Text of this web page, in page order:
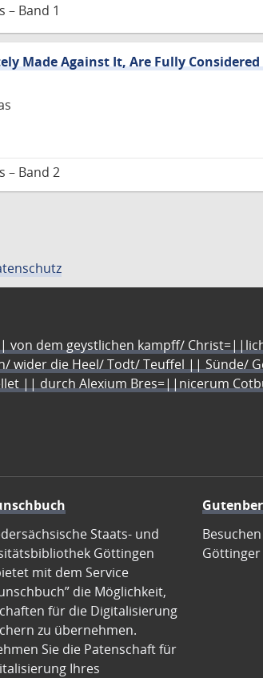
– Band 1
Made Against It, Are Fully
– Band 2
von dem geystlichen kampff/
wider die Heel/ Todt/ Teuffel || Sünde/
|| durch Alexium Bres=||nicerum
Staats- und
Göttingen
mit dem Service
die Möglichkeit,
für die Digitalisierung
zu übernehmen.
Sie die Patenschaft für
Ihres
Göttinger